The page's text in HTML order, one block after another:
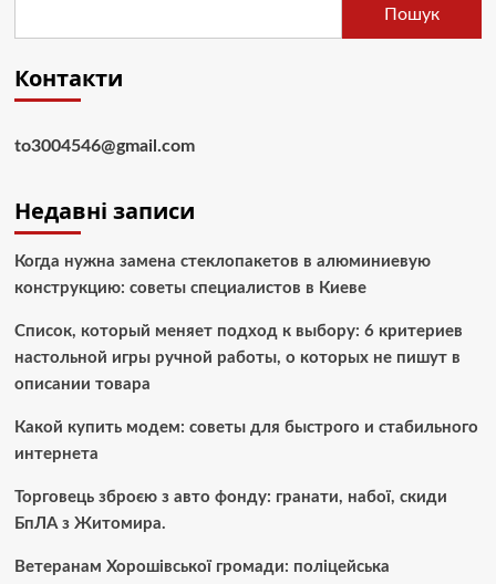
Пошук
Контакти
to3004546@gmail.com
Недавні записи
Когда нужна замена стеклопакетов в алюминиевую
конструкцию: советы специалистов в Киеве
Список, который меняет подход к выбору: 6 критериев
настольной игры ручной работы, о которых не пишут в
описании товара
Какой купить модем: советы для быстрого и стабильного
интернета
Торговець зброєю з авто фонду: гранати, набої, скиди
БпЛА з Житомира.
Ветеранам Хорошівської громади: поліцейська